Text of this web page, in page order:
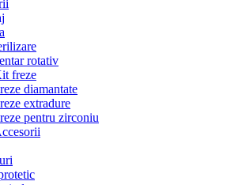
rotativ
freze
diamantate
extradure
pentru zirconiu